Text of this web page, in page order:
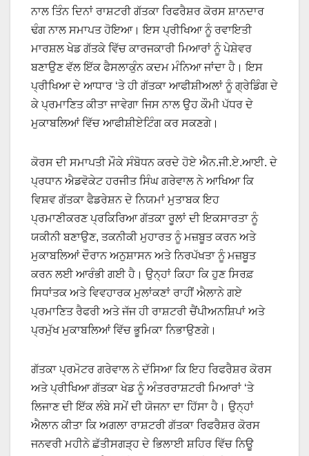
ਨਾਲ ਤਿੰਨ ਦਿਨਾਂ ਰਾਸ਼ਟਰੀ ਗੱਤਕਾ ਰਿਫਰੈਸ਼ਰ ਕੋਰਸ ਸ਼ਾਨਦਾਰ
ਢੰਗ ਨਾਲ ਸਮਾਪਤ ਹੋਇਆ। ਇਸ ਪ੍ਰੀਖਿਆ ਨੂੰ ਰਵਾਇਤੀ
ਮਾਰਸ਼ਲ ਖੇਡ ਗੱਤਕੇ ਵਿੱਚ ਕਾਰਜਕਾਰੀ ਮਿਆਰਾਂ ਨੂੰ ਪੇਸ਼ੇਵਰ
ਬਣਾਉਣ ਵੱਲ ਇੱਕ ਫੈਸਲਾਕੁੰਨ ਕਦਮ ਮੰਨਿਆ ਜਾਂਦਾ ਹੈ। ਇਸ
ਪ੍ਰੀਖਿਆ ਦੇ ਆਧਾਰ ‘ਤੇ ਹੀ ਗੱਤਕਾ ਆਫੀਸ਼ੀਅਲਾਂ ਨੂੰ ਗ੍ਰੇਡਿੰਗ ਦੇ
ਕੇ ਪ੍ਰਮਾਣਿਤ ਕੀਤਾ ਜਾਵੇਗਾ ਜਿਸ ਨਾਲ ਉਹ ਕੌਮੀ ਪੱਧਰ ਦੇ
ਮੁਕਾਬਲਿਆਂ ਵਿੱਚ ਆਫੀਸ਼ੀਏਟਿੰਗ ਕਰ ਸਕਣਗੇ।
ਕੋਰਸ ਦੀ ਸਮਾਪਤੀ ਮੌਕੇ ਸੰਬੋਧਨ ਕਰਦੇ ਹੋਏ ਐਨ.ਜੀ.ਏ.ਆਈ. ਦੇ
ਪ੍ਰਧਾਨ ਐਡਵੋਕੇਟ ਹਰਜੀਤ ਸਿੰਘ ਗਰੇਵਾਲ ਨੇ ਆਖਿਆ ਕਿ
ਵਿਸ਼ਵ ਗੱਤਕਾ ਫੈਡਰੇਸ਼ਨ ਦੇ ਨਿਯਮਾਂ ਮੁਤਾਬਕ ਇਹ
ਪ੍ਰਮਾਣੀਕਰਣ ਪ੍ਰਕਿਰਿਆ ਗੱਤਕਾ ਰੂਲਾਂ ਦੀ ਇਕਸਾਰਤਾ ਨੂੰ
ਯਕੀਨੀ ਬਣਾਉਣ, ਤਕਨੀਕੀ ਮੁਹਾਰਤ ਨੂੰ ਮਜ਼ਬੂਤ ​​ਕਰਨ ਅਤੇ
ਮੁਕਾਬਲਿਆਂ ਦੌਰਾਨ ਅਨੁਸ਼ਾਸਨ ਅਤੇ ਨਿਰਪੱਖਤਾ ਨੂੰ ਮਜ਼ਬੂਤ ​​
ਕਰਨ ਲਈ ਆਰੰਭੀ ਗਈ ਹੈ। ਉਨ੍ਹਾਂ ਕਿਹਾ ਕਿ ਹੁਣ ਸਿਰਫ਼
ਸਿਧਾਂਤਕ ਅਤੇ ਵਿਵਹਾਰਕ ਮੁਲਾਂਕਣਾਂ ਰਾਹੀਂ ਐਲਾਨੇ ਗਏ
ਪ੍ਰਮਾਣਿਤ ਰੈਫਰੀ ਅਤੇ ਜੱਜ ਹੀ ਰਾਸ਼ਟਰੀ ਚੈਂਪੀਅਨਸ਼ਿਪਾਂ ਅਤੇ
ਪ੍ਰਮੁੱਖ ਮੁਕਾਬਲਿਆਂ ਵਿੱਚ ਭੂਮਿਕਾ ਨਿਭਾਉਣਗੇ।
ਗੱਤਕਾ ਪ੍ਰਮੋਟਰ ਗਰੇਵਾਲ ਨੇ ਦੱਸਿਆ ਕਿ ਇਹ ਰਿਫਰੈਸ਼ਰ ਕੋਰਸ
ਅਤੇ ਪ੍ਰੀਖਿਆ ਗੱਤਕਾ ਖੇਡ ਨੂੰ ਅੰਤਰਰਾਸ਼ਟਰੀ ਮਿਆਰਾਂ ‘ਤੇ
ਲਿਜਾਣ ਦੀ ਇੱਕ ਲੰਬੇ ਸਮੇਂ ਦੀ ਯੋਜਨਾ ਦਾ ਹਿੱਸਾ ਹੈ। ਉਨ੍ਹਾਂ
ਐਲਾਨ ਕੀਤਾ ਕਿ ਅਗਲਾ ਰਾਸ਼ਟਰੀ ਗੱਤਕਾ ਰਿਫਰੈਸ਼ਰ ਕੋਰਸ
ਜਨਵਰੀ ਮਹੀਨੇ ਛੱਤੀਸਗੜ੍ਹ ਦੇ ਭਿਲਾਈ ਸ਼ਹਿਰ ਵਿੱਚ ਨਿਊ